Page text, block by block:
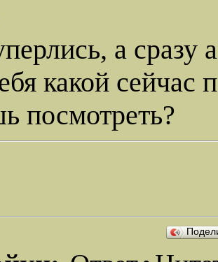
а сразу
какой сейчас
посмотреть?